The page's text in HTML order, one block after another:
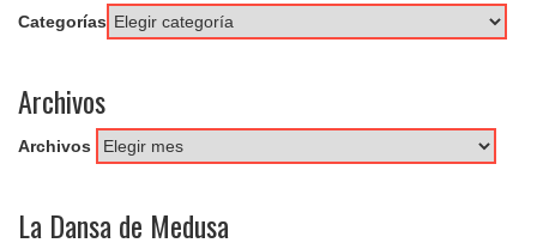
Categorías
Archivos
Archivos
La Dansa de Medusa